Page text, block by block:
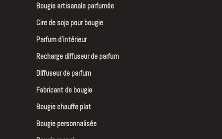
Bougie artisanale parfumée
Cire de soja pour bougie
Parfum d’intérieur
Recharge diffuseur de parfum
Diffuseur de parfum
Fabricant de bougie
Bougie chauffe plat
Bougie personnalisée